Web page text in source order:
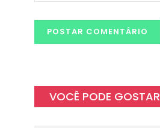
VOCÊ PODE GOSTAR